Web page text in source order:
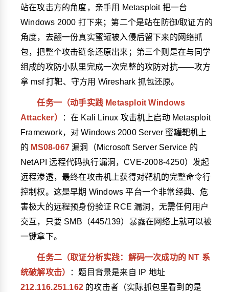
站在攻击方的角度，亲手用 Metasploit 把一台
Windows 2000 打下来；第二个是站在防御/取证方的
角度，去翻一份真实蜜罐被入侵后留下来的网络抓
包，把整个攻击链条还原出来；第三个则是在与同学
组成的攻防小队里完成一次完整的攻防对抗——攻方
拿 msf 打靶、守方用 Wireshark 抓包还原。
任务一（动手实践 Metasploit Windows
Attacker）
：在 Kali Linux 攻击机上启动 Metasploit
Framework，对 Windows 2000 Server 蜜罐靶机上
的 MS08-067 漏洞（Microsoft Server Service 的
NetAPI 远程代码执行漏洞，CVE-2008-4250）发起
远程渗透，最终在攻击机上获得对靶机的完整命令行
控制权。这是早期 Windows 平台一个非常经典、危
害极大的远程预身份验证 RCE 漏洞，无需任何用户
交互，只要 SMB（445/139）暴露在网络上就可以被
一键拿下。
任务二（取证分析实践：解码一次成功的 NT 系
统破解攻击）
：题目背景是来自 IP 地址
212.116.251.162 的攻击者（实际抓包里看到的是